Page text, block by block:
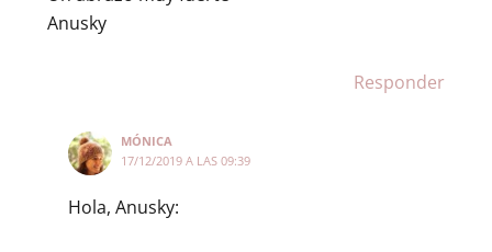
Anusky
Responder
MÓNICA
17/12/2019 A LAS 09:39
Hola, Anusky: